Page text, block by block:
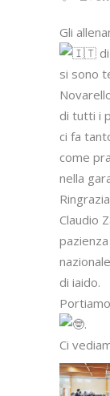
Gli
si sono
di tutti i
ci fa
come
nella
Claudio
di iaido.
.
Ci